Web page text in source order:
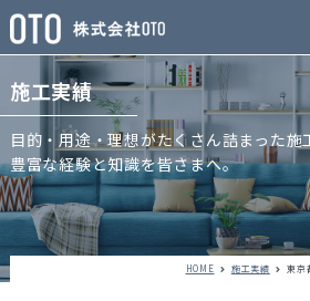
施工実績
目的・用途・理想がたくさん詰まった施
豊富な経験と知識を皆さまへ。
HOME 施工実績 東京